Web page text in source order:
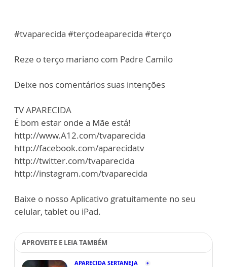
#tvaparecida #terçodeaparecida #terço
Reze o terço mariano com Padre Camilo
Deixe nos comentários suas intenções
TV APARECIDA
É bom estar onde a Mãe está!
http://www.A12.com/tvaparecida
http://facebook.com/aparecidatv
http://twitter.com/tvaparecida
http://instagram.com/tvaparecida
Baixe o nosso Aplicativo gratuitamente no seu
celular, tablet ou iPad.
APROVEITE E LEIA TAMBÉM
APARECIDA SERTANEJA